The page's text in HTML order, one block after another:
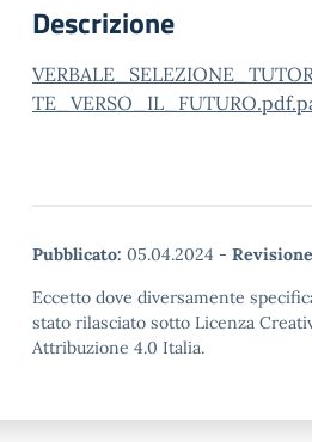
Descrizione
Pubblicato: 05.04.2024 -
Eccetto dove diversamente
stato rilasciato sotto Licenza
Attribuzione 4.0 Italia.